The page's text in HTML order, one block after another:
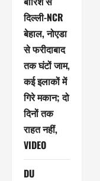
दिल्ली-NCR
बेहाल, नोएडा
से फरीदाबाद
तक घंटों जाम,
कई इलाकों में
गिरे मकान; दो
दिनों तक
राहत नहीं,
VIDEO
DU